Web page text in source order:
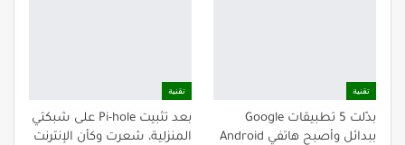
تقنية
بدّلت 5 تطبيقات Google
ببدائل وأصبح هاتفي Android
تقنية
بعد تثبيت Pi-hole على شبكتي
المنزلية، شعرت وكأن الإنترنت